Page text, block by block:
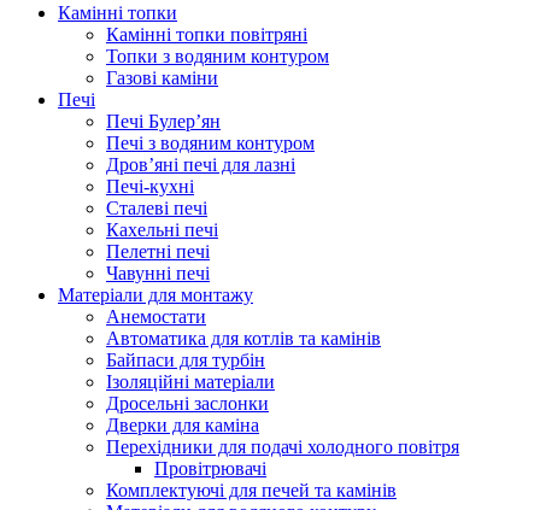
Камінні топки
Камінні топки повітряні
Топки з водяним контуром
Газові каміни
Печі
Печі Булер’ян
Печі з водяним контуром
Дров’яні печі для лазні
Печі-кухні
Сталеві печі
Кахельні печі
Пелетні печі
Чавунні печі
Матеріали для монтажу
Анемостати
Автоматика для котлів та камінів
Байпаси для турбін
Ізоляційні матеріали
Дросельні заслонки
Дверки для каміна
Перехідники для подачі холодного повітря
Провітрювачі
Комплектуючі для печей та камінів